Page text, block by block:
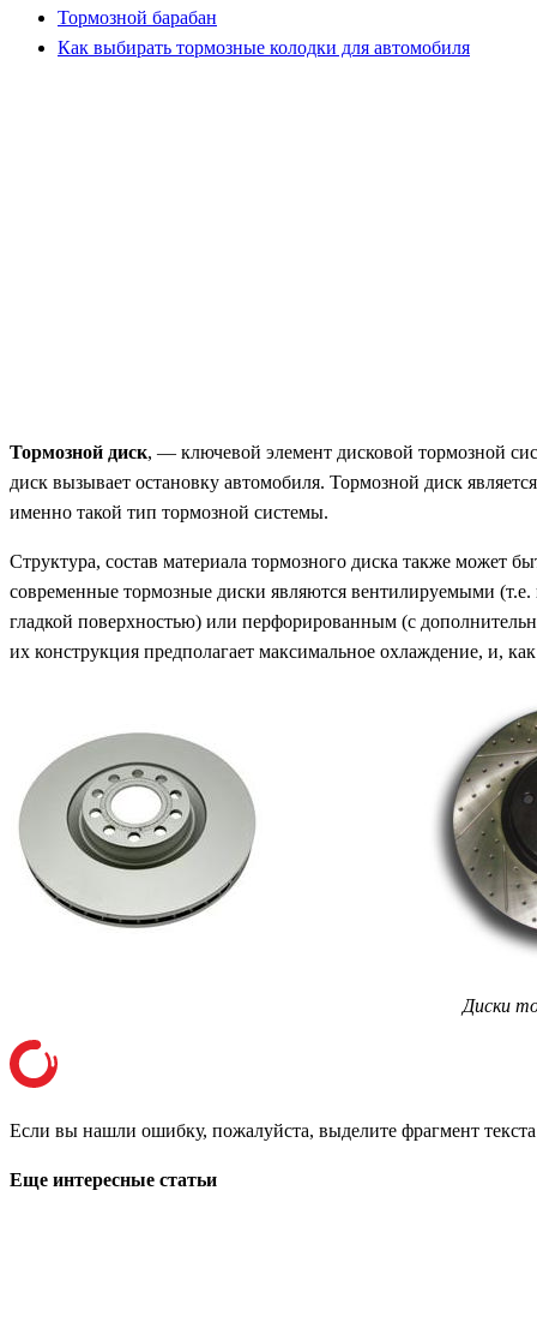
Тормозной барабан
Как выбирать тормозные колодки для автомобиля
Тормозной диск, — ключевой элемент дисковой тормозной
диск вызывает остановку автомобиля. Тормозной диск
именно такой тип тормозной системы.
Структура, состав материала тормозного диска также может
современные тормозные диски являются вентилируемыми
гладкой поверхностью) или перфорированным (с
их конструкция предполагает максимальное охлаждение, и,
Диски
Если вы нашли ошибку, пожалуйста, выделите фрагмент
Еще интересные статьи